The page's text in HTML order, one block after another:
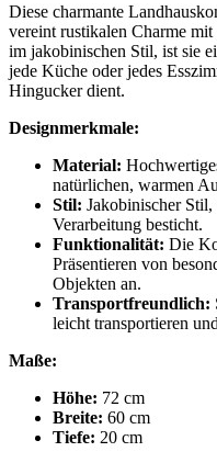
Diese charmante
vereint rustikalen Charme
im jakobinischen Stil, ist sie
jede Küche oder jedes
Hingucker dient.
Designmerkmale:
Material:
natürlichen, warmen
Stil: Jakobinischer
Verarbeitung besticht.
Funktionalität: Die
Präsentieren von
Objekten an.
Transportfreundlich:
leicht transportieren
Maße:
Höhe: 72 cm
Breite: 60 cm
Tiefe: 20 cm